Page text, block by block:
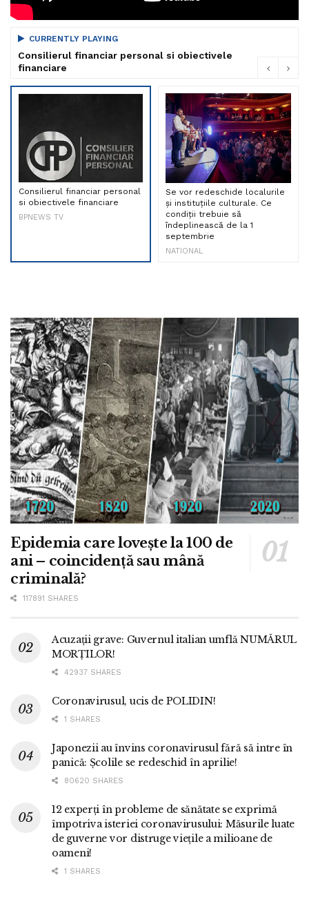
CURRENTLY PLAYING
Consilierul financiar personal si obiectivele
financiare
Consilierul financiar personal
si obiectivele financiare
BPNEWS TV
Se vor redeschide localurile
și instituțiile culturale. Ce
condiții trebuie să
îndeplinească de la 1
septembrie
NATIONAL
Epidemia care lovește la 100 de
ani – coincidență sau mână
criminală?
117891 SHARES
Acuzații grave: Guvernul italian umflă NUMĂRUL
MORȚILOR!
42937 SHARES
Coronavirusul, ucis de POLIDIN!
1 SHARES
Japonezii au învins coronavirusul fără să intre în
panică: Școlile se redeschid în aprilie!
80620 SHARES
12 experți în probleme de sănătate se exprimă
împotriva isteriei coronavirusului: Măsurile luate
de guverne vor distruge viețile a milioane de
oameni!
1 SHARES